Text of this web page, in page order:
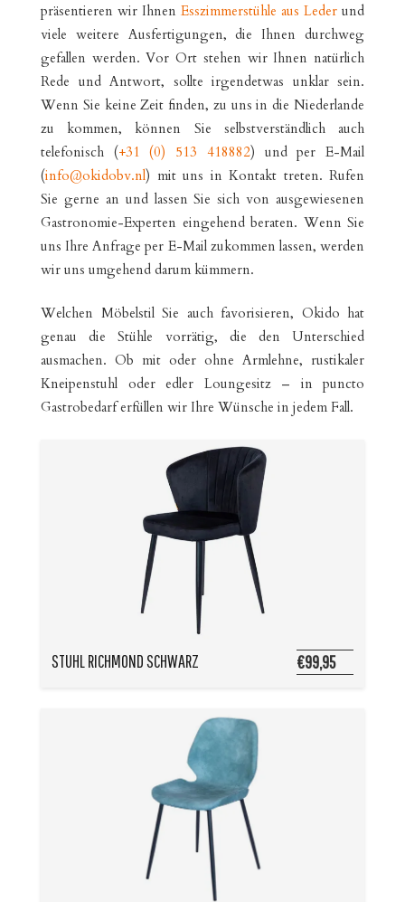
präsentieren wir Ihnen Esszimmerstühle aus Leder und
viele weitere Ausfertigungen, die Ihnen durchweg
gefallen werden. Vor Ort stehen wir Ihnen natürlich
Rede und Antwort, sollte irgendetwas unklar sein.
Wenn Sie keine Zeit finden, zu uns in die Niederlande
zu kommen, können Sie selbstverständlich auch
telefonisch (+31 (0) 513 418882) und per E-Mail
(info@okidobv.nl) mit uns in Kontakt treten. Rufen
Sie gerne an und lassen Sie sich von ausgewiesenen
Gastronomie-Experten eingehend beraten. Wenn Sie
uns Ihre Anfrage per E-Mail zukommen lassen, werden
wir uns umgehend darum kümmern.
Welchen Möbelstil Sie auch favorisieren, Okido hat
genau die Stühle vorrätig, die den Unterschied
ausmachen. Ob mit oder ohne Armlehne, rustikaler
Kneipenstuhl oder edler Loungesitz – in puncto
Gastrobedarf erfüllen wir Ihre Wünsche in jedem Fall.
STUHL RICHMOND SCHWARZ €99,95